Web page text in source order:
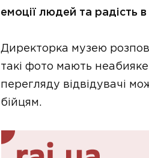
емоції людей та радість в
Директорка музею
такі фото мають
перегляду відвідувачі
бійцям.